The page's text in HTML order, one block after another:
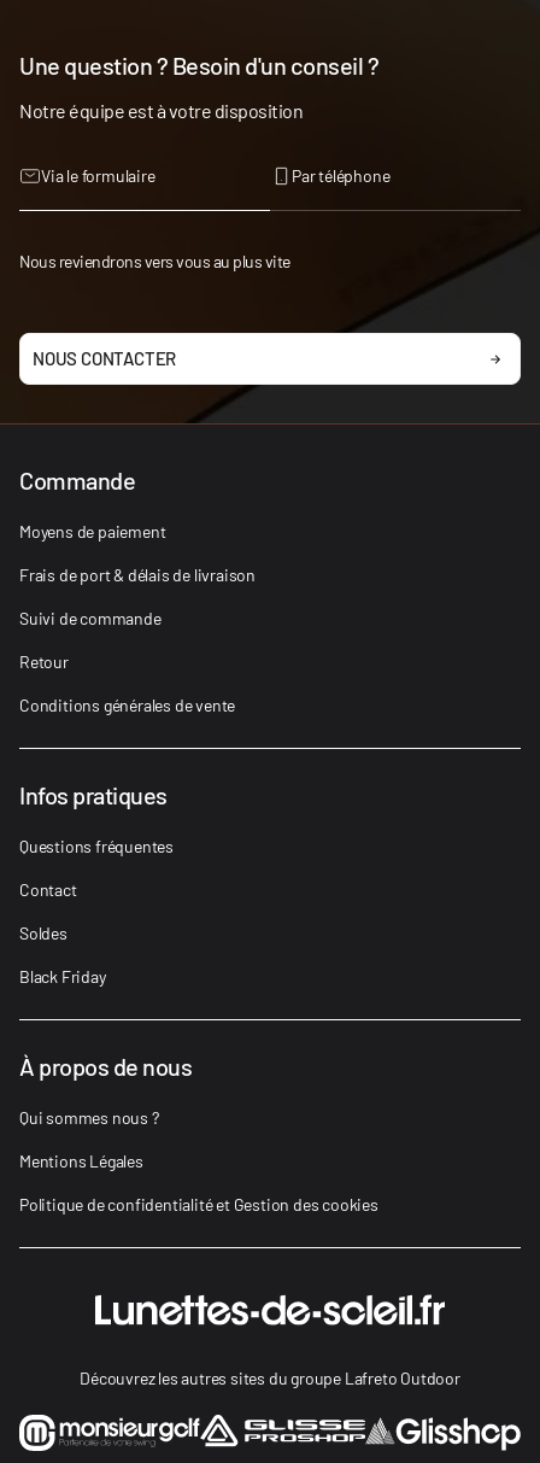
Une question ? Besoin d'un conseil ?
Notre équipe est à votre disposition
Via le formulaire Par téléphone
Nous reviendrons vers vous au plus vite
NOUS CONTACTER
Commande
Moyens de paiement
Frais de port & délais de livraison
Suivi de commande
Retour
Conditions générales de vente
Infos pratiques
Questions fréquentes
Contact
Soldes
Black Friday
À propos de nous
Qui sommes nous ?
Mentions Légales
Politique de confidentialité et Gestion des cookies
Découvrez les autres sites du groupe Lafreto Outdoor